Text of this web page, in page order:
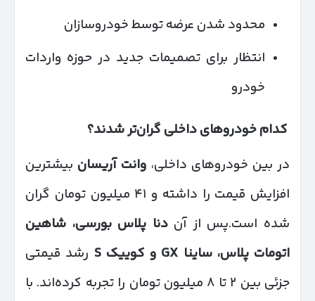
محدود شدن عرضه توسط خودروسازان
انتظار برای تصمیمات جدید در حوزه واردات
خودرو
کدام خودروهای داخلی گران‌تر شدند؟
در بین خودروهای داخلی، وانت آریسان بیشترین
افزایش قیمت را داشته و ۴۱ میلیون تومان گران
شده است.پس از آندنا پلاس بورسی، شاهین
اتومات پلاس، ساینا
و کوییک S
رشد قیمتی
جزئی بین ۲ تا ۸ میلیون تومان را تجربه کرده‌اند. با